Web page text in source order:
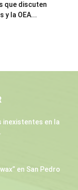
que discuten
y la OEA...
inexistentes en la
en San Pedro